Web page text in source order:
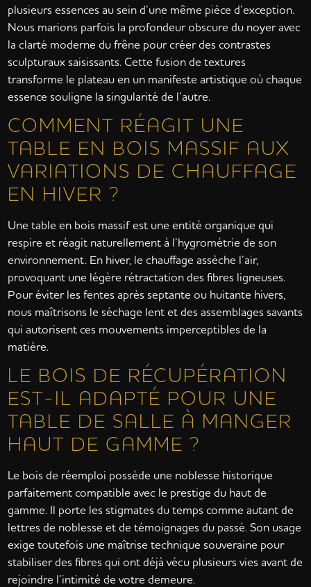
plusieurs essences au sein d’une même pièce d’exception.
Nous marions parfois la profondeur obscure du noyer avec
la clarté moderne du frêne pour créer des contrastes
sculpturaux saisissants. Cette fusion de textures
transforme le plateau en un manifeste artistique où chaque
essence souligne la singularité de l’autre.
COMMENT RÉAGIT UNE
TABLE EN BOIS MASSIF AUX
VARIATIONS DE CHAUFFAGE
EN HIVER ?
Une table en bois massif est une entité organique qui
respire et réagit naturellement à l’hygrométrie de son
environnement. En hiver, le chauffage assèche l’air,
provoquant une légère rétractation des fibres ligneuses.
Pour éviter les fentes après septante ou huitante hivers,
nous maîtrisons le séchage lent et des assemblages savants
qui autorisent ces mouvements imperceptibles de la
matière.
LE BOIS DE RÉCUPÉRATION
EST-IL ADAPTÉ POUR UNE
TABLE DE SALLE À MANGER
HAUT DE GAMME ?
Le bois de réemploi possède une noblesse historique
parfaitement compatible avec le prestige du haut de
gamme. Il porte les stigmates du temps comme autant de
lettres de noblesse et de témoignages du passé. Son usage
exige toutefois une maîtrise technique souveraine pour
stabiliser des fibres qui ont déjà vécu plusieurs vies avant de
rejoindre l’intimité de votre demeure.